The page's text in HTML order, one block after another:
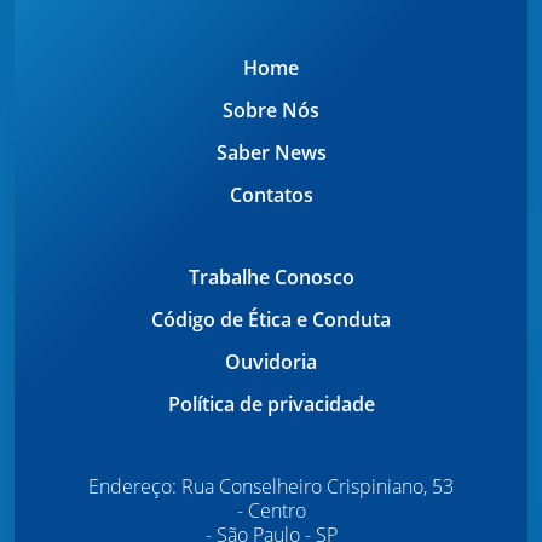
Home
Sobre Nós
Saber News
Contatos
Trabalhe Conosco
Código de Ética e Conduta
Ouvidoria
Política de privacidade
Endereço: Rua Conselheiro Crispiniano, 53
- Centro
- São Paulo - SP